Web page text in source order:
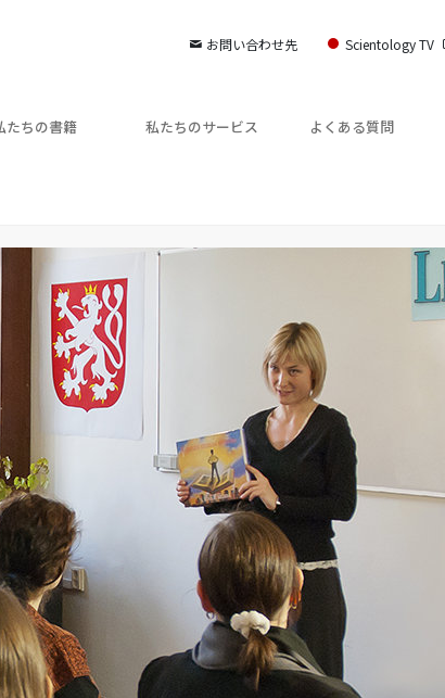
お問い合わせ先 Scientology TV
たちの書籍 私たちのサービス よくある質問